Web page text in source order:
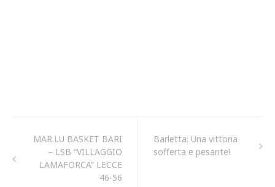
MAR.LU BASKET BARI
– LSB “VILLAGGIO
LAMAFORCA” LECCE
46-56
Barletta: Una vittoria
sofferta e pesante!